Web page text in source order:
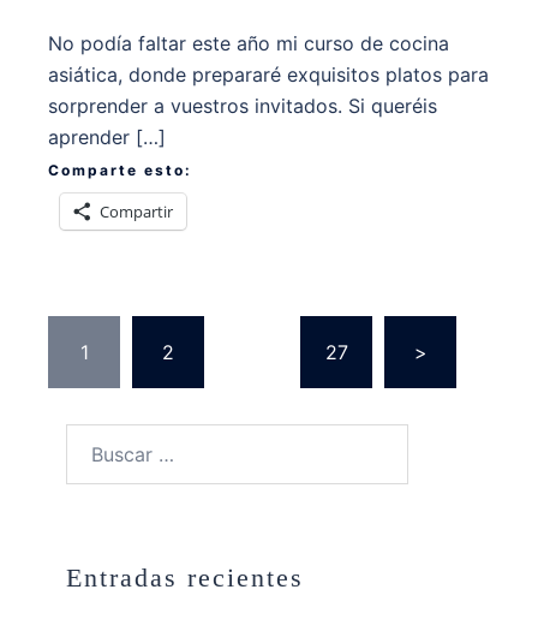
No podía faltar este año mi curso de cocina
asiática, donde prepararé exquisitos platos para
sorprender a vuestros invitados. Si queréis
aprender […]
Comparte esto:
Compartir
entradas
1 2 27 >
Entradas recientes